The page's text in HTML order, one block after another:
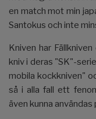
en match mot min
Santokus och inte
Kniven har
kniv i deras "SK"-
mobila kockkniven"
så i alla fall ett
även kunna